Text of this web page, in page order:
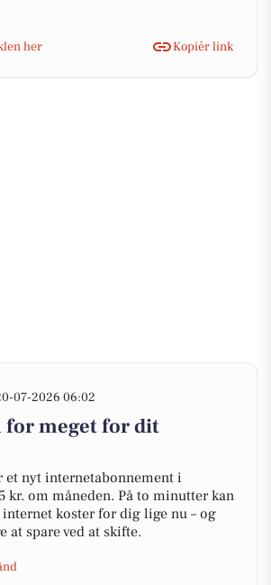
her
Kopiér link
07-2026 06:02
for meget for dit
et nyt internetabonnement i
kr. om måneden. På to minutter kan
koster for dig lige nu – og
at spare ved at skifte.